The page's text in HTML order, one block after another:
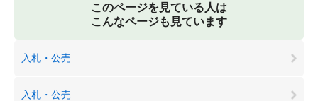
このページを見ている人は
こんなページも見ています
入札・公売
入札・公売